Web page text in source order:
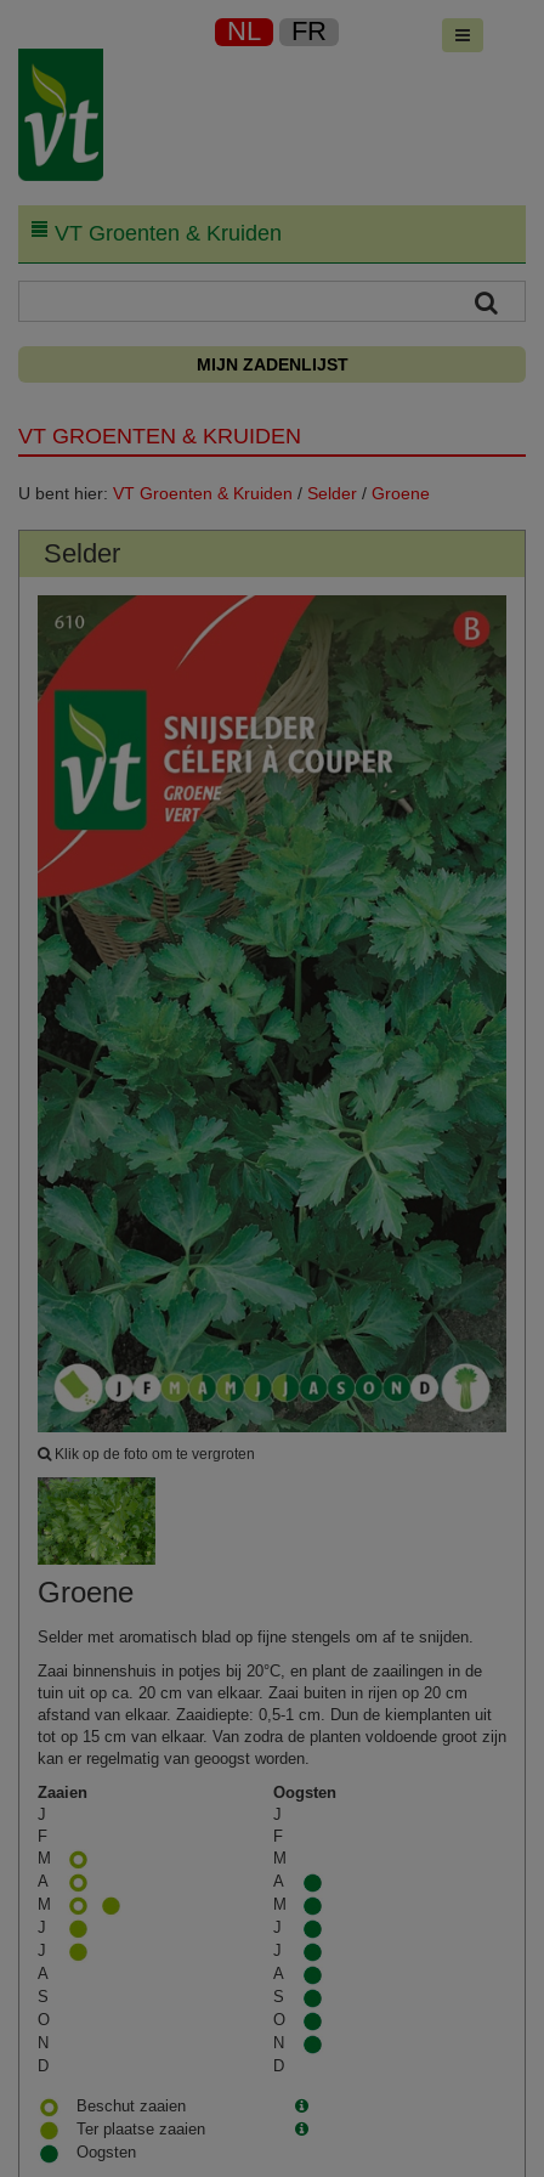
NL FR
VT Groenten & Kruiden
MIJN ZADENLIJST
VT GROENTEN & KRUIDEN
U bent hier: VT Groenten & Kruiden / Selder / Groene
Selder
Klik op de foto om te vergroten
Groene
Selder met aromatisch blad op fijne stengels om af te snijden.
Zaai binnenshuis in potjes bij 20°C, en plant de zaailingen in de
tuin uit op ca. 20 cm van elkaar. Zaai buiten in rijen op 20 cm
afstand van elkaar. Zaaidiepte: 0,5-1 cm. Dun de kiemplanten uit
tot op 15 cm van elkaar. Van zodra de planten voldoende groot zijn
kan er regelmatig van geoogst worden.
Zaaien
Oogsten
J
J
F
F
M
M
A
A
M
M
J
J
J
J
A
A
S
S
O
O
N
N
D
D
Beschut zaaien
Ter plaatse zaaien
Oogsten